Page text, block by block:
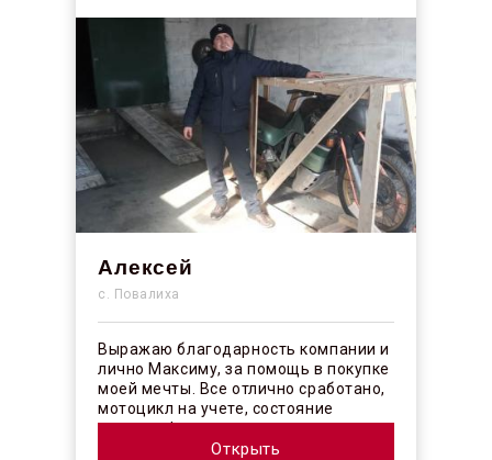
Алексей
с. Повалиха
Выражаю благодарность компании и
лично Максиму, за помощь в покупке
моей мечты. Все отлично сработано,
мотоцикл на учете, состояние
отличное! ...
Открыть